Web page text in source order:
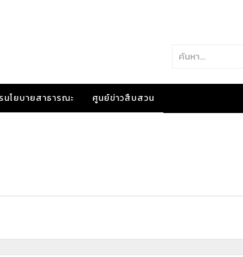
นโยบายสาธารณะ ศูนย์ข่าวสืบสวน